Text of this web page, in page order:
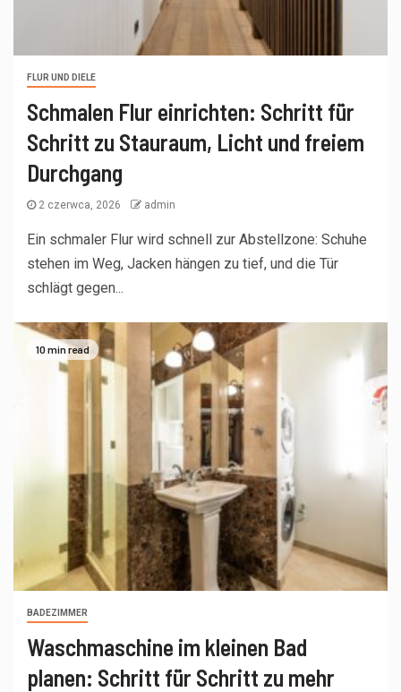
FLUR UND DIELE
Schmalen Flur einrichten: Schritt für
Schritt zu Stauraum, Licht und freiem
Durchgang
2 czerwca, 2026 admin
Ein schmaler Flur wird schnell zur Abstellzone: Schuhe
stehen im Weg, Jacken hängen zu tief, und die Tür
schlägt gegen...
10 min read
BADEZIMMER
Waschmaschine im kleinen Bad
planen: Schritt für Schritt zu mehr